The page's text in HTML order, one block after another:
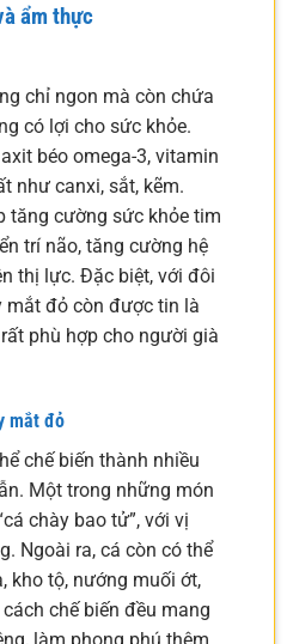
ẩm thực
chỉ ngon mà còn chứa
có lợi cho sức khỏe.
béo omega-3, vitamin
như canxi, sắt, kẽm.
tăng cường sức khỏe tim
trí não, tăng cường hệ
thị lực. Đặc biệt, với đôi
mắt đỏ còn được tin là
phù hợp cho người già
mắt đỏ
chế biến thành nhiều
Một trong những món
chày bao tử”, với vị
Ngoài ra, cá còn có thể
kho tộ, nướng muối ớt,
chế biến đều mang